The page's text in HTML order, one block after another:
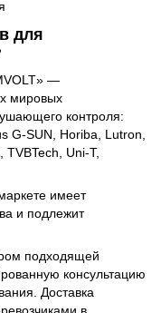
для
—
мировых
контроля:
G-SUN, Horiba, Lutron,
TVBTech, Uni-T,
имеет
и подлежит
подходящей
консультацию
Доставка